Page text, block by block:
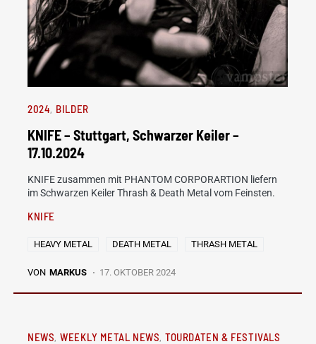
2024 BILDER
KNIFE – Stuttgart, Schwarzer Keiler –
17.10.2024
KNIFE zusammen mit PHANTOM CORPORARTION liefern
im Schwarzen Keiler Thrash & Death Metal vom Feinsten.
KNIFE
HEAVY METAL DEATH METAL THRASH METAL
VON MARKUS 17. OKTOBER 2024
NEWS WEEKLY METAL NEWS TOURDATEN & FESTIVALS